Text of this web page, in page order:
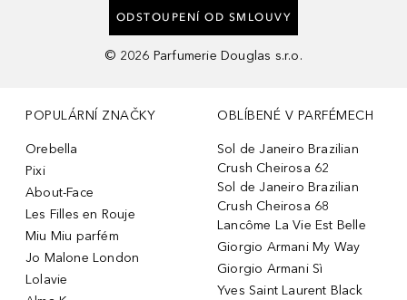
ODSTOUPENÍ OD SMLOUVY
© 2026 Parfumerie Douglas s.r.o.
POPULÁRNÍ ZNAČKY
Orebella
Pixi
About-Face
Les Filles en Rouje
Miu Miu parfém
Jo Malone London
Lolavie
OBLÍBENÉ V PARFÉMECH
Sol de Janeiro Brazilian
Crush Cheirosa 62
Sol de Janeiro Brazilian
Crush Cheirosa 68
Lancôme La Vie Est Belle
Giorgio Armani My Way
Giorgio Armani Sì
Yves Saint Laurent Black